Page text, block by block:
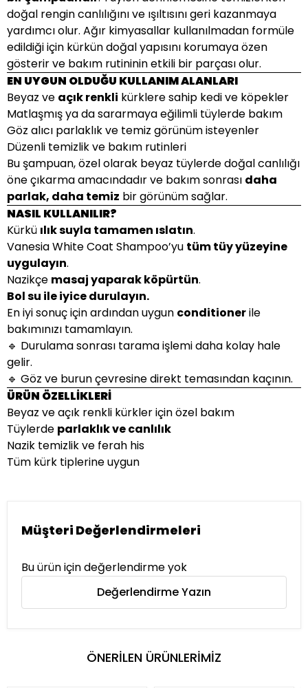
doğal rengin canlılığını ve ışıltısını geri kazanmaya
yardımcı olur. Ağır kimyasallar kullanılmadan formüle
edildiği için kürkün doğal yapısını korumaya özen
gösterir ve bakım rutininin etkili bir parçası olur.
EN UYGUN OLDUĞU KULLANIM ALANLARI
Beyaz ve açık renkli kürklere sahip kedi ve köpekler
Matlaşmış ya da sararmaya eğilimli tüylerde bakım
Göz alıcı parlaklık ve temiz görünüm isteyenler
Düzenli temizlik ve bakım rutinleri
Bu şampuan, özel olarak beyaz tüylerde doğal canlılığı
öne çıkarma amacındadır ve bakım sonrası daha
parlak, daha temiz bir görünüm sağlar.
NASIL KULLANILIR?
Kürkü ılık suyla tamamen ıslatın.
Vanesia White Coat Shampoo’yu tüm tüy yüzeyine
uygulayın.
Nazikçe masaj yaparak köpürtün.
Bol su ile iyice durulayın.
En iyi sonuç için ardından uygun conditionerile
bakımınızı tamamlayın.
🔹 Durulama sonrası tarama işlemi daha kolay hale
gelir.
🔹 Göz ve burun çevresine direkt temasından kaçının.
ÜRÜN ÖZELLİKLERİ
Beyaz ve açık renkli kürkler için özel bakım
Tüylerde parlaklık ve canlılık
Nazik temizlik ve ferah his
Tüm kürk tiplerine uygun
Müşteri Değerlendirmeleri
Bu ürün için değerlendirme yok
Değerlendirme Yazın
ÖNERİLEN ÜRÜNLERİMİZ